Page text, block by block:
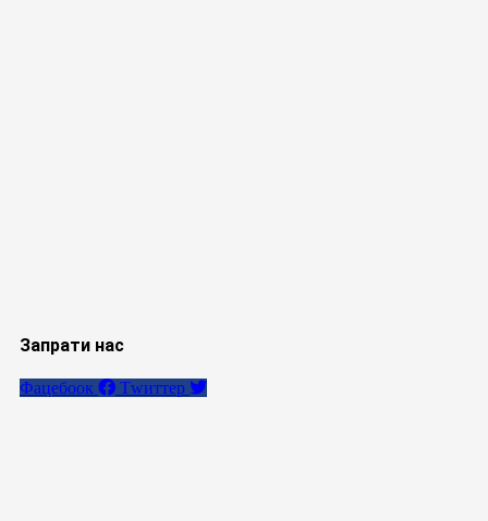
Запрати нас
Фацебоок Тwиттер